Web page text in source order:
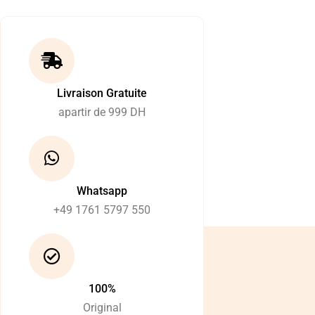
Livraison Gratuite
apartir de 999 DH
Whatsapp
+49 1761 5797 550
100%
Original